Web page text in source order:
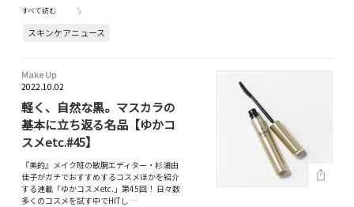
すべて読む
スキンケアニュース
Make Up
2022.10.02
軽く、自然な黒。マスカラの
基本に立ち返る名品【ゆかコ
スメetc.#45】
『美的』メイク班の敏腕エディター・杉浦由
佳子がガチでおすすめするコスメほかを紹介
する連載「ゆかコスメetc.」第45回！ 日々数
多くのコスメを試す中でHITし…